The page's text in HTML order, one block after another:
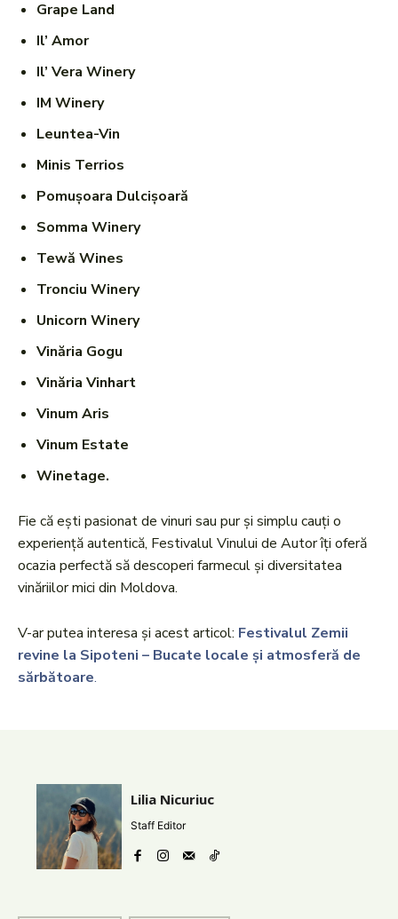
Grape Land
Il’ Amor
Il’ Vera Winery
IM Winery
Leuntea-Vin
Minis Terrios
Pomușoara Dulcișoară
Somma Winery
Tewă Wines
Tronciu Winery
Unicorn Winery
Vinăria Gogu
Vinăria Vinhart
Vinum Aris
Vinum Estate
Winetage.
Fie că ești pasionat de vinuri sau pur și simplu cauți o
experiență autentică, Festivalul Vinului de Autor îți oferă
ocazia perfectă să descoperi farmecul și diversitatea
vinăriilor mici din Moldova.
V-ar putea interesa și acest articol: Festivalul Zemii
revine la Sipoteni – Bucate locale și atmosferă de
sărbătoare.
Lilia Nicuriuc
Staff Editor